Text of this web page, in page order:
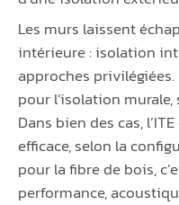
Les murs laissent
intérieure : isolation
approches
pour l’isolation
Dans bien des cas,
efficace, selon la
pour la fibre de bois,
performance,